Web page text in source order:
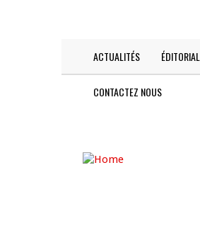
Main
navigation
ACTUALITÉS ÉDITORIAL
CONTACTEZ NOUS